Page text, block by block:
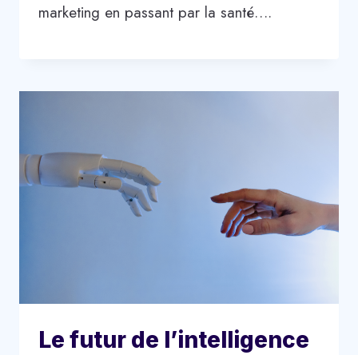
marketing en passant par la santé….
Le futur de l’intelligence